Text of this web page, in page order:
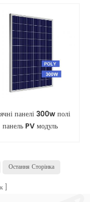
панелі 300w полі
панель PV модуль
Остання Сторінка